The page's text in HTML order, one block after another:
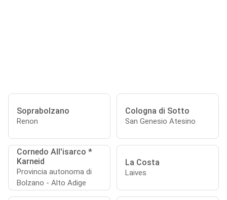
Soprabolzano
Renon
Cologna di Sotto
San Genesio Atesino
Cornedo All'isarco *
Karneid
Provincia autonoma di
Bolzano - Alto Adige
La Costa
Laives